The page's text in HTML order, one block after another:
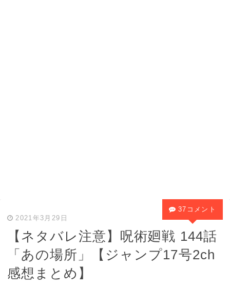
2021年3月29日
【ネタバレ注意】呪術廻戦 144話
「あの場所」【ジャンプ17号2ch
感想まとめ】
37コメント